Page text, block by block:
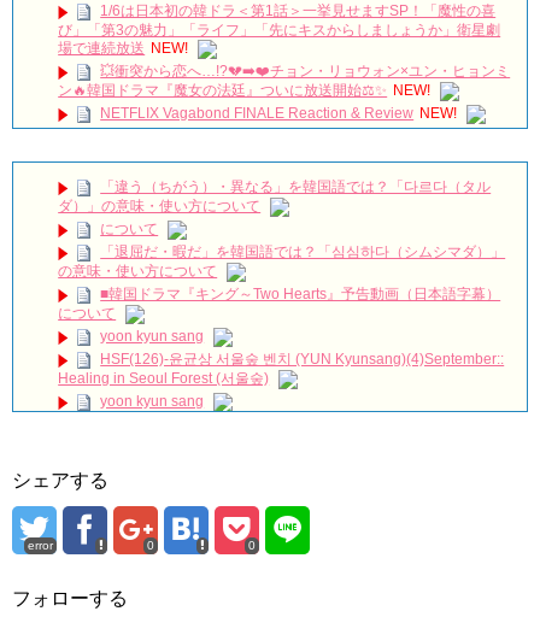
1/6は日本初の韓ドラ＜第1話＞一挙見せますSP！「魔性の喜
び」「第3の魅力」「ライフ」「先にキスからしましょうか」衛星劇
場で連続放送 NEW!
💥衝突から恋へ…!?💔➡️❤️チョン・リョウォン×ユン・ヒョンミ
ン🔥韓国ドラマ『魔女の法廷』ついに放送開始⚖️✨ NEW!
NETFLIX Vagabond FINALE Reaction & Review NEW!
메이킹 괴짜 판사들의 실종된 정의 찾기 프로젝트! ‘이판사판’ 대
본 리딩 현장! NEW!
アルハンブラ宮殿の思い出 パワータッチ
🎬 최진혁 | 뮤지컬 그날들 트레일러 | 260609~260823 | #최진혁
#노래 #뮤지컬 #그날들 #정학 #인터뷰 #shorts #불후의명곡 #미우새 #
최진혁아카이브 NEW!
よくおごってくれる綺麗なお姉さん 11/3（祝）あさ10時 第
1話先行放送 11/18（金）本放送開始！ 全国無料放送
BSJapanext NEW!
女優ソン・ソンミ、夫の葬儀を終え「帰ってきたポク・ダン
ジ」の撮影に復帰へ NEW!
ソン・ヘギョ – ソンヘギョ キスまとめ
ハン・ヘジン 한혜진 – Still We (여전히 우리는)
한가인 –
「ライフ・ オン・ マーズ」2019年11月2日TSUTAYAにて先行
(ENG SUB) Behind The Scene Hyun Bin 현빈❤️ 손예진 Son Ye
「違う（ちがう）・異なる」を韓国語では？「다르다（タル
ダ）」の意味・使い方について
について
「退屈だ・暇だ」を韓国語では？「심심하다（シムシマダ）」
の意味・使い方について
■韓国ドラマ『キング～Two Hearts』予告動画（日本語字幕）
について
yoon kyun sang
HSF(126)-윤균상 서울숲 벤치 (YUN Kyunsang)(4)September::
Healing in Seoul Forest (서울숲)
yoon kyun sang
九尾狐外伝 メイキング03 ハン・イェスル
チョ・ヒョンジェ 조현재 九尾狐外伝 制作発表会
キム・テヒの弟イ・ワン♥イ・ボミ、今日（28日）結婚……
「まず熱く掃除せよ」女優キム・ユジョン、「健康がとても回
【裏芸能】キムユジョンの熱愛彼氏はあの大物俳優
シェアする
error 0 0
フォローする